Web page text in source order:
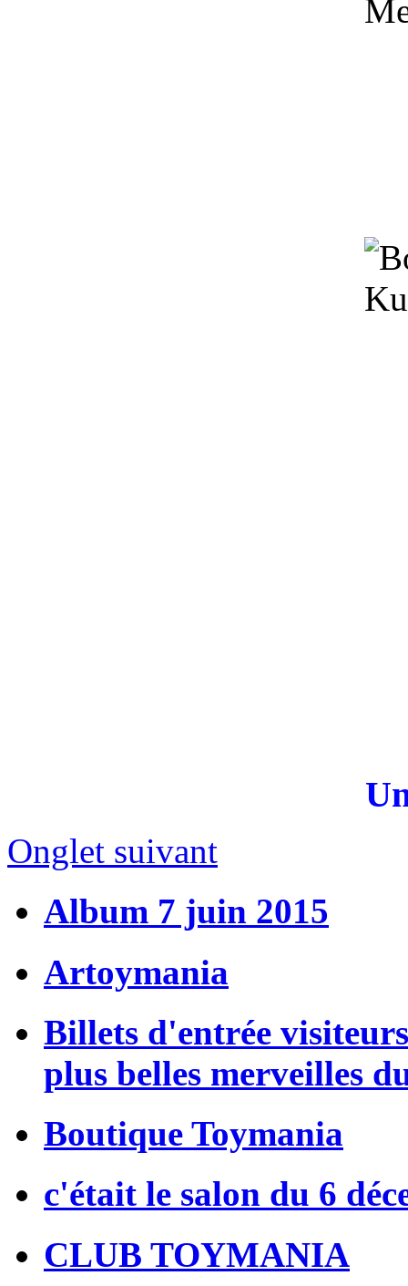
Onglet suivant
Album 7 juin 2015
Artoymania
Billets d'entrée
plus belles merveilles
Boutique Toymania
c'était le salon du 6
CLUB TOYMANIA